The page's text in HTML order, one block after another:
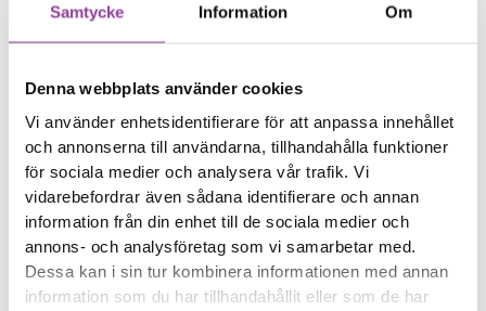
Samtycke Information Om
Denna webbplats använder cookies
Vi använder enhetsidentifierare för att anpassa innehållet
och annonserna till användarna, tillhandahålla funktioner
för sociala medier och analysera vår trafik. Vi
vidarebefordrar även sådana identifierare och annan
information från din enhet till de sociala medier och
annons- och analysföretag som vi samarbetar med.
Dessa kan i sin tur kombinera informationen med annan
information som du har tillhandahållit eller som de har
Eller välj reparation
Byte av skärm Kvalité A
2 899,00kr
Byte av batteri
699,00kr
Klicka här
Laddning
Byte av
laddningskontakt
699,00kr
Klicka här
Baksida
Samsung Galaxy S10
Byte av baksida
899,00 kr
Klicka här
Kamera
Samsung Galaxy S10
Byte av främre kamera
Klicka här
Kamera
Samsung Galaxy S10
Byte av bakre kamera